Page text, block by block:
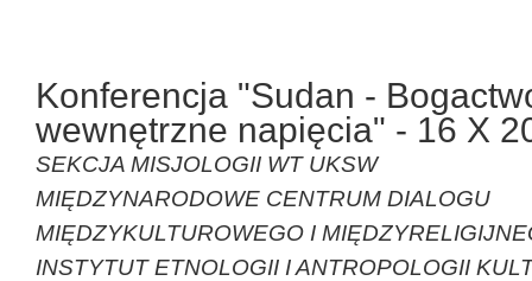
Konferencja "Sudan -
wewnętrzne napięcia" - 16 X
SEKCJA MISJOLOGII WT UKSW
MIĘDZYNARODOWE CENTRUM DIALOGU
MIĘDZYKULTUROWEGO I
INSTYTUT ETNOLOGII I ANTROPOLOGII